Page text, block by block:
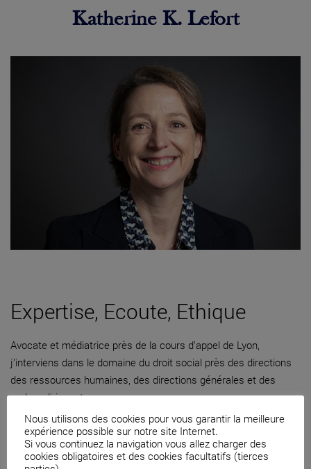
Katherine K. Lefort
Expertise, Ecoute, Ethique
Avocate et médiatrice près de la cours d’appel de Lyon,
j’interviens dans le domaine du droit social près des directions
des ressources humaines, des directions générales et des
cadres dirigeants.
04 82 53 71 51
Contacter par mail
Nous utilisons des cookies pour vous garantir la meilleure
expérience possible sur notre site Internet.
Si vous continuez la navigation vous allez charger des
cookies obligatoires et des cookies facultatifs (tierces